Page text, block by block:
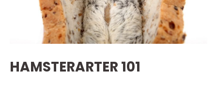
HAMSTERARTER 101